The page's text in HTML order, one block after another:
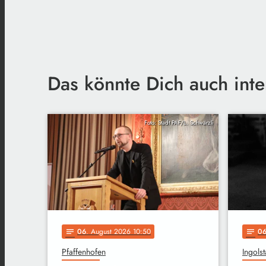
Das könnte Dich auch
Foto: Stadt PAF/L. Schwärzli
notes 06. August 2026 10:50
Pfaffenhofen
notes 06